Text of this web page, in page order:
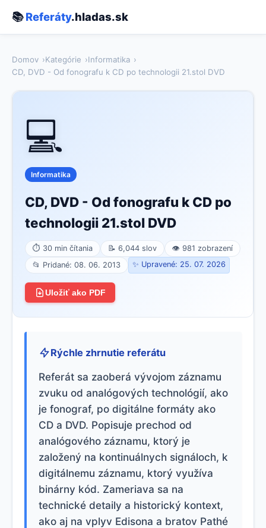
📚Referáty.hladas.sk
Domov Kategórie
Informatika
CD, DVD - Od fonografu k CD po technologii 21.stol DVD
💻
Informatika
CD, DVD - Od fonografu k CD po
technologii 21.stol DVD
⏱ 30 min čítania 📝 6,044 slov
👁 981 zobrazení
📂 Pridané: 08. 06. 2013
✨ Upravené: 25. 07. 2026
Uložiť ako PDF
Rýchle zhrnutie referátu
Referát sa zaoberá vývojom záznamu
zvuku od analógových technológií, ako
je fonograf, po digitálne formáty ako
CD a DVD. Popisuje prechod od
analógového záznamu, ktorý je
založený na kontinuálnych signáloch, k
digitálnemu záznamu, ktorý využíva
binárny kód. Zameriava sa na
technické detaily a historický kontext,
ako aj na vplyv Edisona a bratov Pathé